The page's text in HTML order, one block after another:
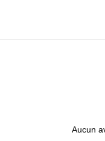
Aucun